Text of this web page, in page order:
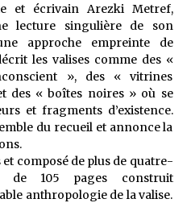
de course conçue et
: Une équipe d’étudiants
à une compétition
ago
3 : Lancement d’un master à
à la licence en communication
ago
et écrivain Arezki Metref,
lecture singulière de son
approche empreinte de
les valises comme des «
», des « vitrines
des « boîtes noires » où se
et fragments d’existence.
du recueil et annonce la
composé de plus de quatre-
de 105 pages construit
anthropologie de la valise.